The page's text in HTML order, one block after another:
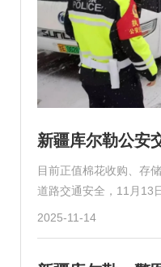
新疆库尔勒公安
目前正值棉花收购、存
道路交通安全，11月13
2025-11-14